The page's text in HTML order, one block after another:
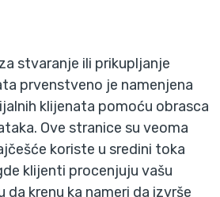
stvaranje ili prikupljanje
prvenstveno je namenjena
klijenata pomoću obrasca
Ove stranice su veoma
koriste u sredini toka
klijenti procenjuju vašu
da krenu ka nameri da izvrše